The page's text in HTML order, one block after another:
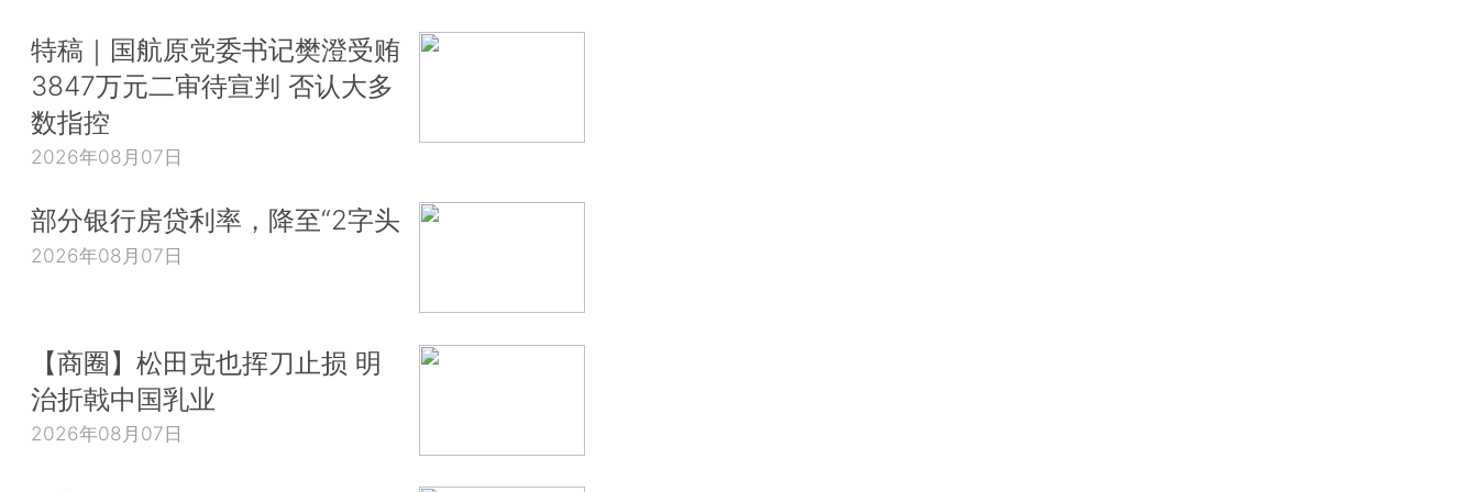
特稿｜国航原党委书记樊澄受贿
3847万元二审待宣判 否认大多
数指控
2026年08月07日
部分银行房贷利率，降至“2字头
2026年08月07日
【商圈】松田克也挥刀止损 明
治折戟中国乳业
2026年08月07日